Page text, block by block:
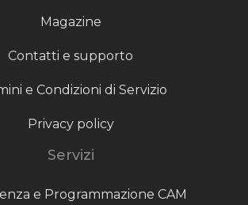
Magazine
Contatti e supporto
e Condizioni di Servizio
Privacy policy
Servizi
e Programmazione CAM